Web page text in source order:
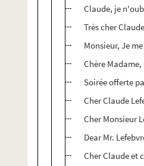
Claude, je
Très cher
Monsieur, Je
Chère
Soirée offerte
Cher Claude
Cher Monsieur
Dear Mr.
Cher Claude et